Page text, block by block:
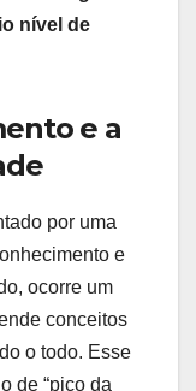
nível de
e a
por uma
e
ocorre um
conceitos
o todo. Esse
de “pico da